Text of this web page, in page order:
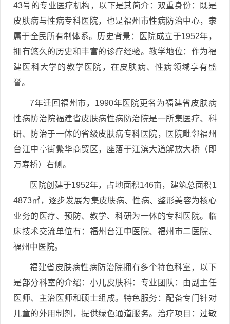
43号的专业医疗机构，以下是其简介：双重身份：既是
皮肤病与性病专科医院，也是福州市性病防治中心，隶
属于全民所有制体系。历史背景：医院成立于1952年，
拥有悠久的历史和丰富的诊疗经验。教学地位：作为福
建医科大学的教学医院，在皮肤病、性病领域享有盛
誉。
7年迁回福州市，1990年医院更名为福建省皮肤病
性病防治院福建省皮肤病性病防治院是一所集医疗、科
研、防治于一体的省级皮肤病专科医院，医院毗邻福州
台江中亭街繁华商贸区，座落于江滨大道解放大桥（即
万寿桥）右侧。
医院创建于1952年，占地面积146亩，建筑总面积1
4873㎡，逐步发展为集皮肤病、性病、整形美容为核心
业务的医疗、预防、教学、科研为一体的专科医院。临
床技术交流单位有：福州台江中医院、福州市二医院、
福州中医院。
福建省皮肤病性病防治院拥有多个特色科室，以下
是部分科室的介绍：小儿皮肤科：专业团队：由副主任
医师、主治医师和硕士组成。特色服务：配备专门针对
儿童的外用制剂，提供绿色通道服务。治疗项目：过敏